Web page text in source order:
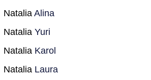
NataliaAlina
NataliaYuri
Natalia Karol
Natalia Laura